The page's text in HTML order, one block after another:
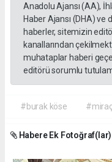
Anadolu Ajansı (AA),
Haber Ajansı (DHA)
haberler, sitemizin
kanallarından
muhataplar haberi
editörü sorumlu
#burak köse
Habere Ek Fotoğraf(lar)